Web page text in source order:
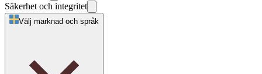
Säkerhet och integritet
Välj marknad och språk